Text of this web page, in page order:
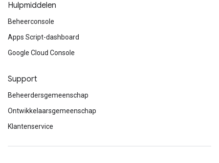
Hulpmiddelen
Beheerconsole
Apps Script-dashboard
Google Cloud Console
Support
Beheerdersgemeenschap
Ontwikkelaarsgemeenschap
Klantenservice